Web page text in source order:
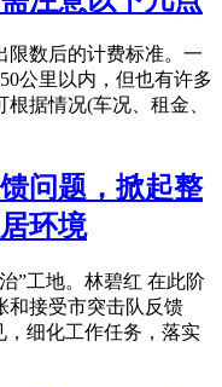
限数后的计费标准。一
公里以内，但也有许多
据情况(车况、租金、
问题，掀起整
环境
”工地。林碧红 在此阶
和接受市突击队反馈
，细化工作任务，落实